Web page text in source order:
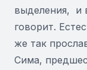
выделения, и
говорит.
же так
Сима,